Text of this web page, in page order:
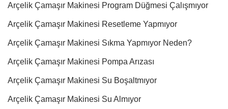
Arçelik Çamaşır Makinesi Program Düğmesi Çalışmıyor
Arçelik Çamaşır Makinesi Resetleme Yapmıyor
Arçelik Çamaşır Makinesi Sıkma Yapmıyor Neden?
Arçelik Çamaşır Makinesi Pompa Arızası
Arçelik Çamaşır Makinesi Su Boşaltmıyor
Arçelik Çamaşır Makinesi Su Almıyor